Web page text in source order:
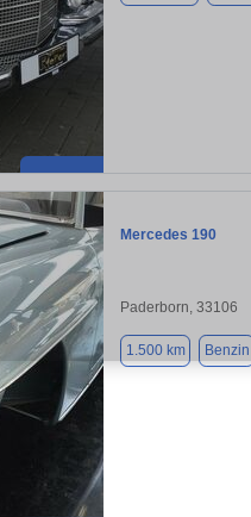
Mercedes 190
Paderborn, 33106
1.500 km Benzin